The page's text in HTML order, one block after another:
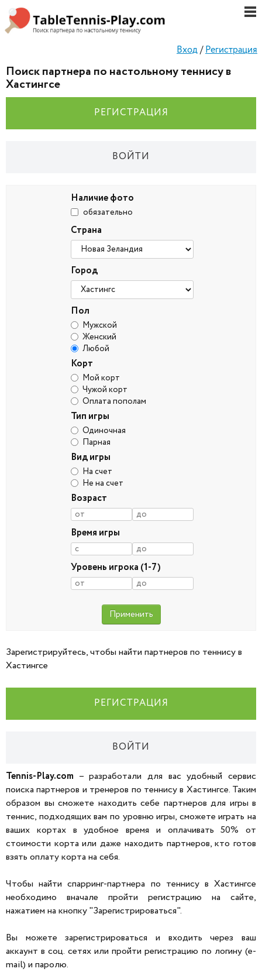
Вход/Регистрация
Поиск партнера по настольному теннису в
Хастингсе
РЕГИСТРАЦИЯ
ВОЙТИ
Наличие фото
обязательно
Страна
Город
Пол
Мужской
Женский
Любой
Корт
Мой корт
Чужой корт
Оплата пополам
Тип игры
Одиночная
Парная
Вид игры
На счет
Не на счет
Возраст
Время игры
Уровень игрока (1-7)
Зарегистрируйтесь, чтобы найти партнеров по теннису в
Хастингсе
РЕГИСТРАЦИЯ
ВОЙТИ
Tennis-Play.com – разработали для вас удобный сервис
поиска партнеров и тренеров по теннису в Хастингсе. Таким
образом вы сможете находить себе партнеров для игры в
теннис, подходящих вам по уровню игры, сможете играть на
ваших кортах в удобное время и оплачивать 50% от
стоимости корта или даже находить партнеров, кто готов
взять оплату корта на себя.
Чтобы найти спарринг-партнера по теннису в Хастингсе
необходимо вначале пройти регистрацию на сайте,
нажатием на кнопку "Зарегистрироваться".
Вы можете зарегистрироваться и входить через ваш
аккаунт в соц. сетях или пройти регистрацию по логину (e-
mail) и паролю.